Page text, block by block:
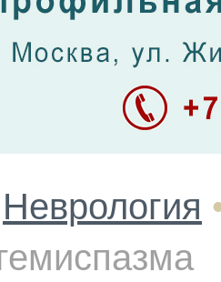
Неврология